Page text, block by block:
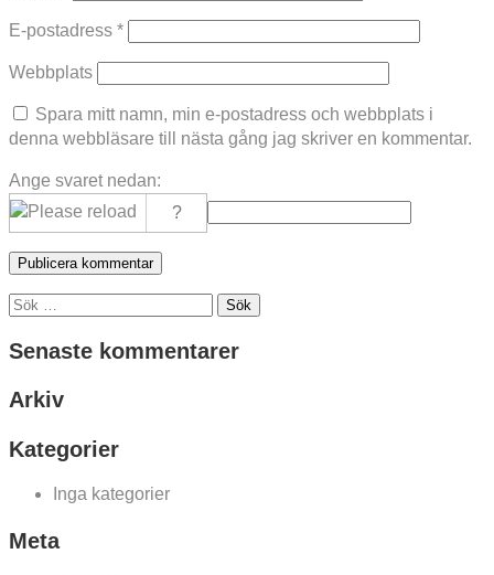
E-postadress *
Webbplats
Spara mitt namn, min e-postadress och webbplats i
denna webbläsare till nästa gång jag skriver en kommentar.
Ange svaret nedan:
Sök
Senaste kommentarer
Arkiv
Kategorier
Inga kategorier
Meta